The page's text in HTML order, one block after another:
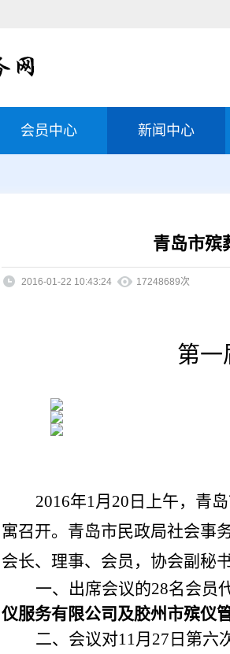
会员中心 新闻中心
青岛市殡
2016-01-22 10:43:24 17248689次
第一
2016年1月20日上午，青
寓召开。青岛市民政局社会事
会长、理事、会员，协会副秘
一、出席会议的28名会员
仪服务有限公司及胶州市殡仪
二、会议对11月27日第六